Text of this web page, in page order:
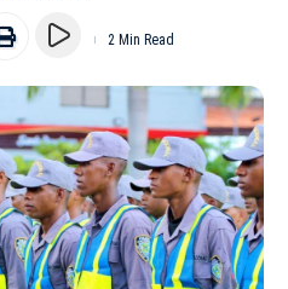
2 Min Read